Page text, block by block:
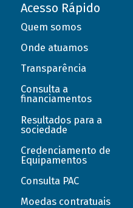
Acesso Rápido
Quem somos
Onde atuamos
Transparência
Consulta a
financiamentos
Resultados para a
sociedade
Credenciamento de
Equipamentos
Consulta PAC
Moedas contratuais